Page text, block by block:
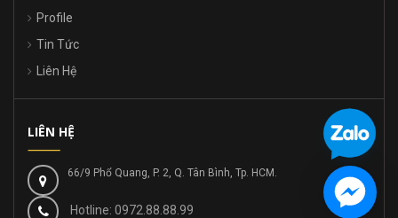
Profile
Tin Tức
Liên Hệ
LIÊN HỆ
66/9 Phổ Quang, P. 2, Q. Tân Bình, Tp. HCM.
Hotline: 0972.88.88.99